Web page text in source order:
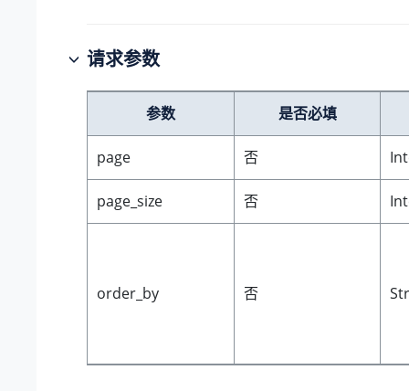
请求参数
参数 是否必填
page 否
page_size 否
order_by 否